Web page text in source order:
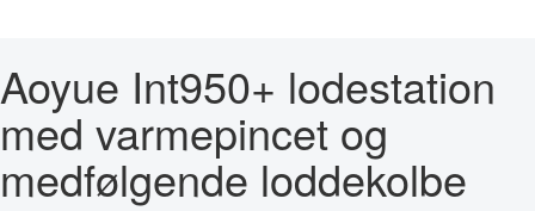
Aoyue Int950+ lodestation
med varmepincet og
medfølgende loddekolbe